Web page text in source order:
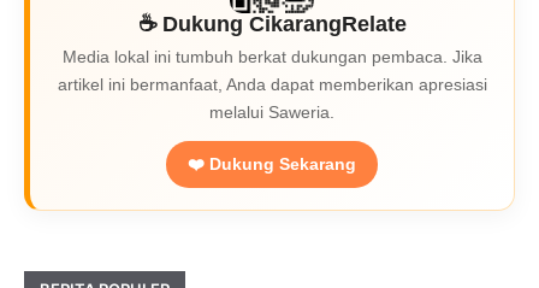
☕ Dukung CikarangRelate
Media lokal ini tumbuh berkat dukungan pembaca. Jika
artikel ini bermanfaat, Anda dapat memberikan apresiasi
melalui Saweria.
❤️ Dukung Sekarang